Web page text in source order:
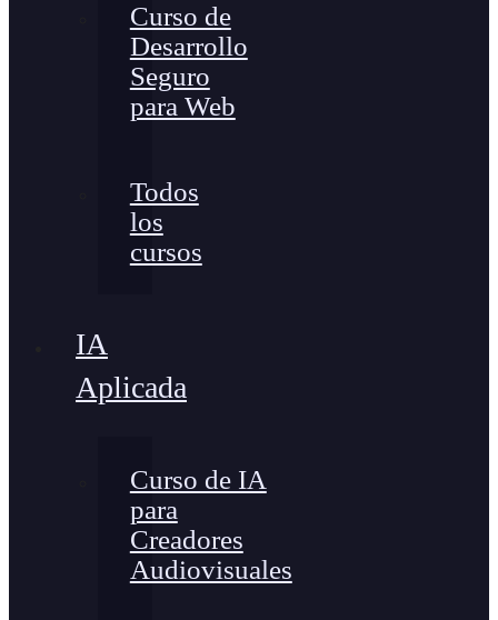
Curso de
Desarrollo
Seguro
para Web
Todos
los
cursos
IA
Aplicada
Curso de IA
para
Creadores
Audiovisuales